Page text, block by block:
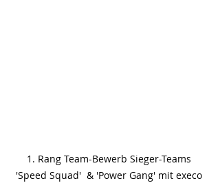
1. Rang Team-Bewerb Sieger-Teams
'Speed Squad'  & 'Power Gang' mit execo